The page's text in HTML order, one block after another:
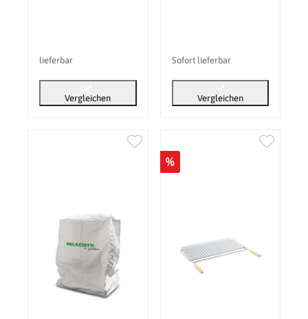
lieferbar
Vergleichen
Sofort lieferbar
Vergleichen
%